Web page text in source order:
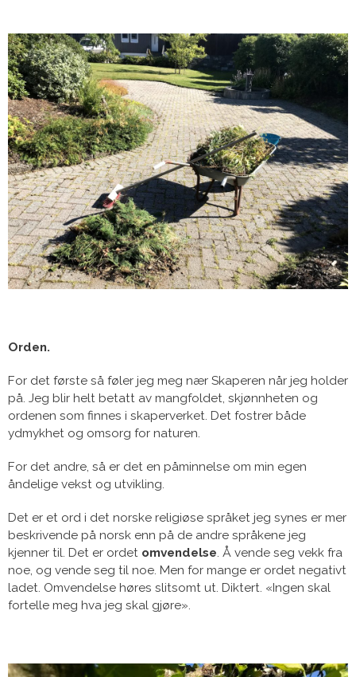
Orden.
For det første så føler jeg meg nær Skaperen når jeg holder
på. Jeg blir helt betatt av mangfoldet, skjønnheten og
ordenen som finnes i skaperverket. Det fostrer både
ydmykhet og omsorg for naturen.
For det andre, så er det en påminnelse om min egen
åndelige vekst og utvikling.
Det er et ord i det norske religiøse språket jeg synes er mer
beskrivende på norsk enn på de andre språkene jeg
kjenner til. Det er ordet omvendelse. Å vende seg vekk fra
noe, og vende seg til noe. Men for mange er ordet negativt
ladet. Omvendelse høres slitsomt ut. Diktert. «Ingen skal
fortelle meg hva jeg skal gjøre».